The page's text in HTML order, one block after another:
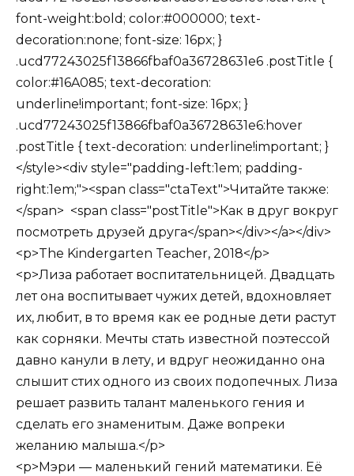
font-weight:bold; color:#000000; text-
decoration:none; font-size: 16px; }
.ucd77243025f13866fbaf0a36728631e6 .postTitle {
color:#16A085; text-decoration:
underline!important; font-size: 16px; }
.ucd77243025f13866fbaf0a36728631e6:hover
.postTitle { text-decoration: underline!important; }
</style><div style="padding-left:1em; padding-
right:1em;"><span class="ctaText">Читайте также:
</span> <span class="postTitle">Как в друг вокруг
посмотреть друзей друга</span></div></a></div>
<p>The Kindergarten Teacher, 2018</p>
<p>Лиза работает воспитательницей. Двадцать
лет она воспитывает чужих детей, вдохновляет
их, любит, в то время как ее родные дети растут
как сорняки. Мечты стать известной поэтессой
давно канули в лету, и вдруг неожиданно она
слышит стих одного из своих подопечных. Лиза
решает развить талант маленького гения и
сделать его знаменитым. Даже вопреки
желанию малыша.</p>
<p>Мэри — маленький гений математики. Её